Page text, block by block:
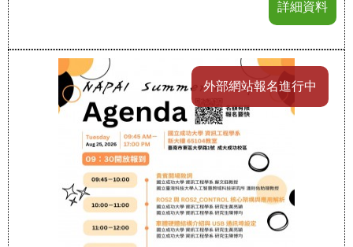
詳細資料
外部網站報名進行中